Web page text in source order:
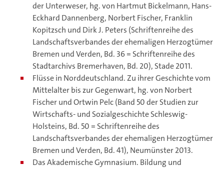
der Unterweser, hg. von Hartmut Bickelmann, Hans-
Eckhard Dannenberg, Norbert Fischer, Franklin
Kopitzsch und Dirk J. Peters (Schriftenreihe des
Landschaftsverbandes der ehemaligen Herzogtümer
Bremen und Verden, Bd. 36 = Schriftenreihe des
Stadtarchivs Bremerhaven, Bd. 20), Stade 2011.
Flüsse in Norddeutschland. Zu ihrer Geschichte vom
Mittelalter bis zur Gegenwart, hg. von Norbert
Fischer und Ortwin Pelc (Band 50 der Studien zur
Wirtschafts- und Sozialgeschichte Schleswig-
Holsteins, Bd. 50 = Schriftenreihe des
Landschaftsverbandes der ehemaligen Herzogtümer
Bremen und Verden, Bd. 41), Neumünster 2013.
Das Akademische Gymnasium. Bildung und